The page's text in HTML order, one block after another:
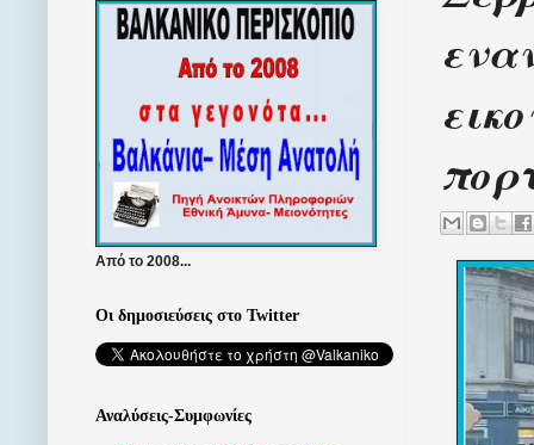
Από το 2008...
Οι δημοσιεύσεις στο Twitter
Αναλύσεις-Συμφωνίες